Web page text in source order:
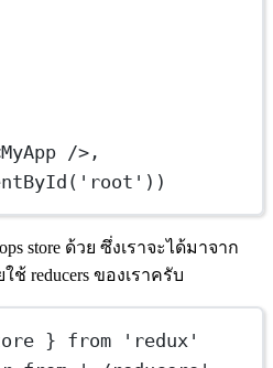
MyApp />,
( 'root' ))
store ด้วย ซึ่งเราจะได้มาจาก
ช้ reducers ของเราครับ
} from
'redux'